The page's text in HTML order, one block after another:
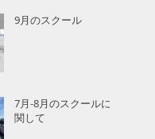
9月のスクール
7月-8月のスクールに
関して